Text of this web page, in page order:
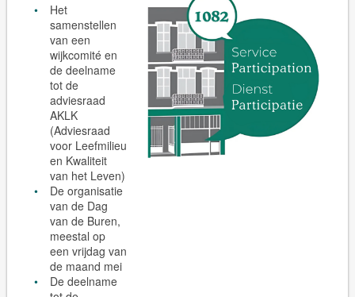
Het
samenstellen
van een
wijkcomité en
de deelname
tot de
adviesraad
AKLK
(Adviesraad
voor Leefmilieu
en Kwaliteit
van het Leven)
De organisatie
van de Dag
van de Buren,
meestal op
een vrijdag van
de maand mei
De deelname